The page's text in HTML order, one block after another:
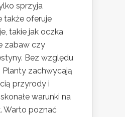
sprzyja
także oferuje
takie jak oczka
zabaw czy
Bez względu
Planty zachwycają
przyrody i
warunki na
Warto poznać